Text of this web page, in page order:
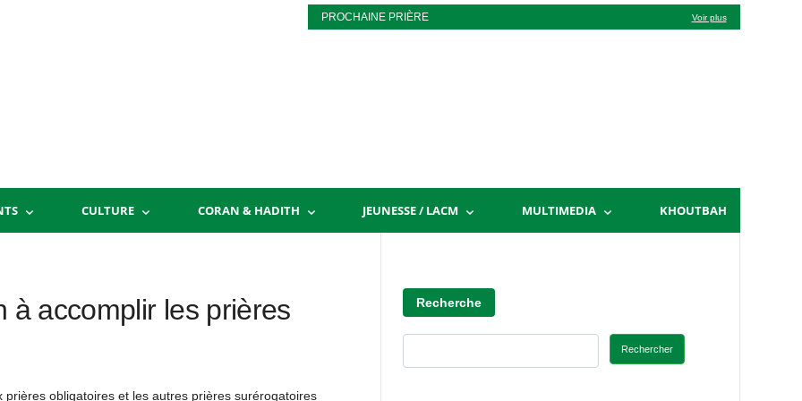
PROCHAINE PRIÈRE Voir plus
CULTURE CORAN & HADITH JEUNESSE / LACM MULTIMEDIA KHOUTBAH
à accomplir les prières
obligatoires et les autres prières surérogatoires
Recherche
Rechercher